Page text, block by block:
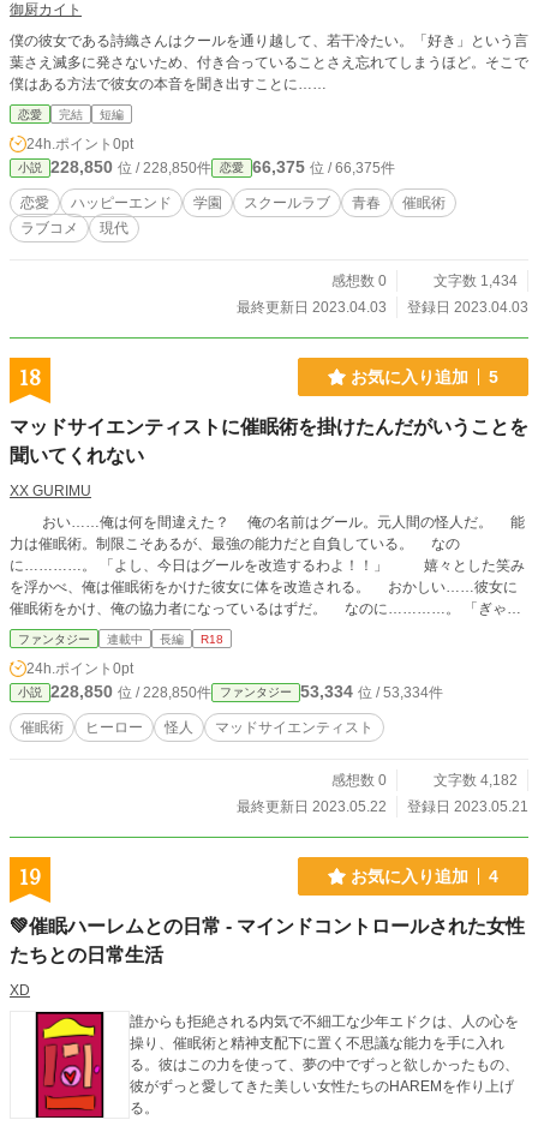
御厨カイト
僕の彼女である詩織さんはクールを通り越して、若干冷たい。「好き」という言
葉さえ滅多に発さないため、付き合っていることさえ忘れてしまうほど。そこで
僕はある方法で彼女の本音を聞き出すことに……
恋愛 完結 短編
24h.ポイント 0pt
小説 228,850 位 / 228,850件 恋愛 66,375 位 / 66,375件
恋愛 ハッピーエンド 学園 スクールラブ 青春
催眠術
ラブコメ
現代
感想数 0
文字数 1,434
最終更新日 2023.04.03
登録日 2023.04.03
18 お気に入り追加 5
マッドサイエンティストに催眠術を掛けたんだがいうことを
聞いてくれない
XX GURIMU
おい……俺は何を間違えた？ 俺の名前はグール。元人間の怪人だ。 能
力は催眠術。制限こそあるが、最強の能力だと自負している。 なの
に…………。 「よし、今日はグールを改造するわよ！！」 嬉々とした笑み
を浮かべ、俺は催眠術をかけた彼女に体を改造される。 おかしい……彼女に
催眠術をかけ、俺の協力者になっているはずだ。 なのに…………。 「ぎゃあ
あぁぁぁぁぁぁぁ！！」 「こらっ！ 動かないの！！」 迫りくる刃物。得
体のしれない注射器。 俺は恐怖した。この世には……怪人よりも恐ろしい相
ファンタジー 連載中 長編 R18
24h.ポイント 0pt
小説 228,850 位 / 228,850件 ファンタジー 53,334 位 / 53,334件
催眠術 ヒーロー 怪人 マッドサイエンティスト
感想数 0
文字数 4,182
最終更新日 2023.05.22
登録日 2023.05.21
19 お気に入り追加 4
💚催眠ハーレムとの日常 - マインドコントロールされた女性
たちとの日常生活
XD
誰からも拒絶される内気で不細工な少年エドクは、人の心を
操り、催眠術と精神支配下に置く不思議な能力を手に入れ
る。彼はこの力を使って、夢の中でずっと欲しかったもの、
彼がずっと愛してきた美しい女性たちのHAREMを作り上げ
る。